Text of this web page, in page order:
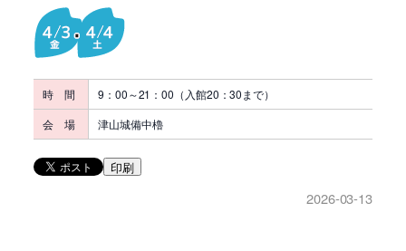
時 間
9：00～21：00（入館20：30まで）
会 場
津山城備中櫓
印刷
2026-03-13